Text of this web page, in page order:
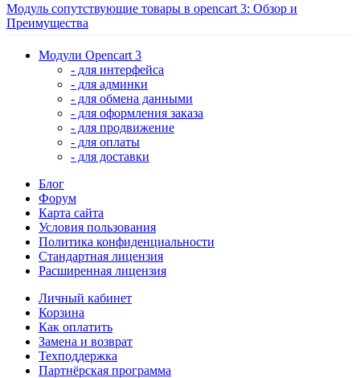
Модуль сопутствующие товары в opencart 3: Обзор и
Преимущества
Модули Opencart 3
- для интерфейса
- для админки
- для обмена данными
- для оформления заказа
- для продвижение
- для оплаты
- для доставки
Блог
Форум
Карта сайта
Условия пользования
Политика конфиденциальности
Стандартная лицензия
Расширенная лицензия
Личный кабинет
Корзина
Как оплатить
Замена и возврат
Техподдержка
Партнёрская программа